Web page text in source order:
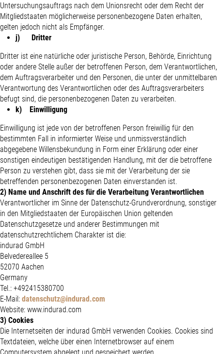
Untersuchungsauftrags nach dem Unionsrecht oder dem Recht der
Mitgliedstaaten möglicherweise personenbezogene Daten erhalten,
gelten jedoch nicht als Empfänger.
j) Dritter
Dritter ist eine natürliche oder juristische Person, Behörde, Einrichtung
oder andere Stelle außer der betroffenen Person, dem Verantwortlichen,
dem Auftragsverarbeiter und den Personen, die unter der unmittelbaren
Verantwortung des Verantwortlichen oder des Auftragsverarbeiters
befugt sind, die personenbezogenen Daten zu verarbeiten.
k) Einwilligung
Einwilligung ist jede von der betroffenen Person freiwillig für den
bestimmten Fall in informierter Weise und unmissverständlich
abgegebene Willensbekundung in Form einer Erklärung oder einer
sonstigen eindeutigen bestätigenden Handlung, mit der die betroffene
Person zu verstehen gibt, dass sie mit der Verarbeitung der sie
betreffenden personenbezogenen Daten einverstanden ist.
2) Name und Anschrift des für die Verarbeitung Verantwortlichen
Verantwortlicher im Sinne der Datenschutz-Grundverordnung, sonstiger
in den Mitgliedstaaten der Europäischen Union geltenden
Datenschutzgesetze und anderer Bestimmungen mit
datenschutzrechtlichem Charakter ist die:
indurad GmbH
Belvedereallee 5
52070 Aachen
Germany
Tel.: +492415380700
E-Mail: datenschutz@indurad.com
Website: www.indurad.com
3) Cookies
Die Internetseiten der indurad GmbH verwenden Cookies. Cookies sind
Textdateien, welche über einen Internetbrowser auf einem